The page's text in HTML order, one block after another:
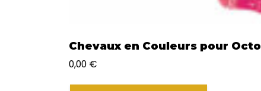
Chevaux en Couleurs pour
0,00 €